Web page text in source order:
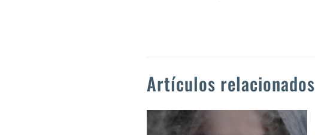
Artículos relacionados